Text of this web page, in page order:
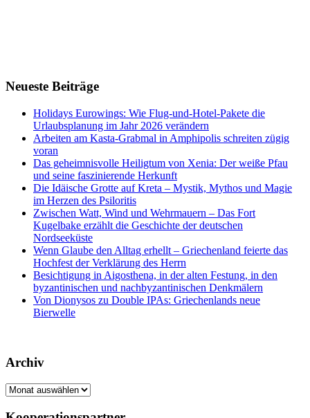
Neueste Beiträge
Holidays Eurowings: Wie Flug-und-Hotel-Pakete die
Urlaubsplanung im Jahr 2026 verändern
Arbeiten am Kasta-Grabmal in Amphipolis schreiten zügig
voran
Das geheimnisvolle Heiligtum von Xenia: Der weiße Pfau
und seine faszinierende Herkunft
Die Idäische Grotte auf Kreta – Mystik, Mythos und Magie
im Herzen des Psiloritis
Zwischen Watt, Wind und Wehrmauern – Das Fort
Kugelbake erzählt die Geschichte der deutschen
Nordseeküste
Wenn Glaube den Alltag erhellt – Griechenland feierte das
Hochfest der Verklärung des Herrn
Besichtigung in Aigosthena, in der alten Festung, in den
byzantinischen und nachbyzantinischen Denkmälern
Von Dionysos zu Double IPAs: Griechenlands neue
Bierwelle
Archiv
Archiv